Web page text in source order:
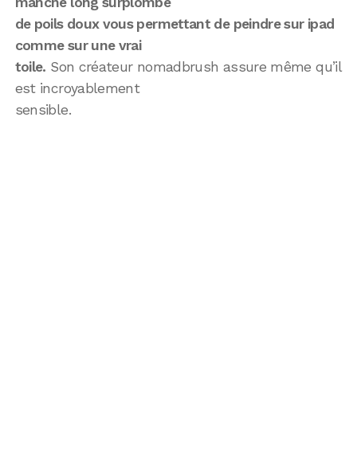
de poils doux vous permettant de peindre sur ipad
comme sur une vrai
toile. Son créateur nomadbrush assure même qu’il
est incroyablement
sensible.